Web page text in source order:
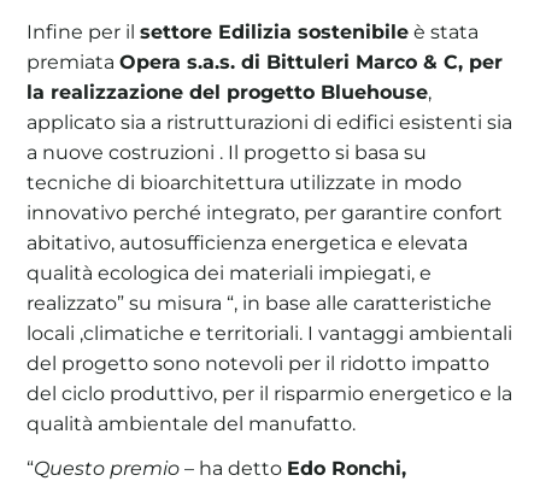
Infine per ilsettore Edilizia sostenibile è stata
premiataOpera s.a.s. di Bittuleri Marco & C, per
la realizzazione del progetto Bluehouse,
applicato sia a ristrutturazioni di edifici esistenti sia
a nuove costruzioni . Il progetto si basa su
tecniche di bioarchitettura utilizzate in modo
innovativo perché integrato, per garantire confort
abitativo, autosufficienza energetica e elevata
qualità ecologica dei materiali impiegati, e
realizzato” su misura “, in base alle caratteristiche
locali ,climatiche e territoriali. I vantaggi ambientali
del progetto sono notevoli per il ridotto impatto
del ciclo produttivo, per il risparmio energetico e la
qualità ambientale del manufatto.
“Questo premio – ha detto Edo Ronchi,